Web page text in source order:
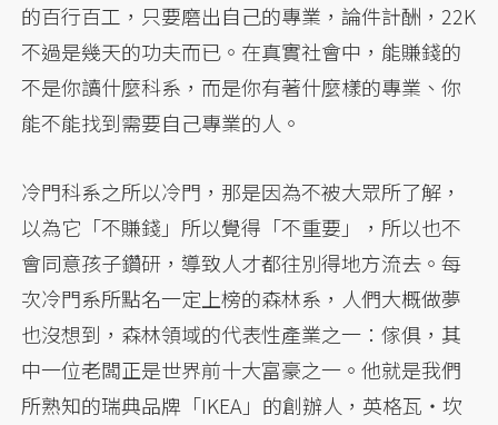
的百行百工，只要磨出自己的專業，論件計酬，22K
不過是幾天的功夫而已。在真實社會中，能賺錢的
不是你讀什麼科系，而是你有著什麼樣的專業、你
能不能找到需要自己專業的人。
冷門科系之所以冷門，那是因為不被大眾所了解，
以為它「不賺錢」所以覺得「不重要」，所以也不
會同意孩子鑽研，導致人才都往別得地方流去。每
次冷門系所點名一定上榜的森林系，人們大概做夢
也沒想到，森林領域的代表性產業之一：傢俱，其
中一位老闆正是世界前十大富豪之一。他就是我們
所熟知的瑞典品牌「IKEA」的創辦人，英格瓦・坎